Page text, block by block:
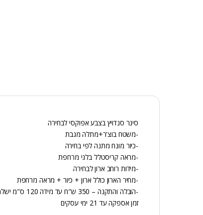
סינר סנדויץ בצבע אפוקסי לבחירה
-משטח בוצ'ר+מתלה מגבת
-כיור מונח מתנה לפי בחירה
-מראה קריסטלל בלגי מרחפת
-מידות רוחב ארון לבחירה
-מחיר הארון כולל ארון + כיור + מראה מרחפת
-הובלה והתקנה – 350 ש"ח עד מידה 120 ס"מ ישלמו למתקין.
זמן אספקה עד 21 ימי עסקים